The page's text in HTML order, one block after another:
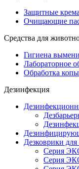
Защитные крема
Очищающие
Средства для
Гигиена вымени
Лабораторное
Обработка
Дезинфекция
Дезковрики для
Серия
Серия